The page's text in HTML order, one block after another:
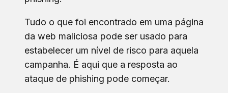
Tudo o que foi encontrado em uma página
da web maliciosa pode ser usado para
estabelecer um nível de risco para aquela
campanha. É aqui que a resposta ao
ataque de phishing pode começar.